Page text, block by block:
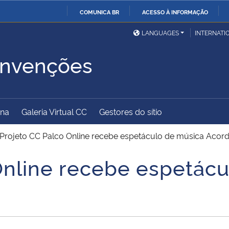
COMUNICA BR ACESSO À INFORMAÇÃO
Ministério da Defesa
Ministério das Relações
Exteriores
Ministério da Cidadania
Ministério do
Desenvolvimento Regional
Controladoria-Geral da
Advocacia-Geral da União Banco Central do Brasil
LANGUAGES
Galeria Virtual CC Gestores do sítio
Projeto CC Palco Online recebe espetáculo de música
recebe